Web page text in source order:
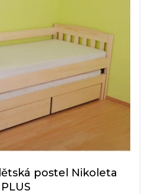
postel Nikoleta
PLUS